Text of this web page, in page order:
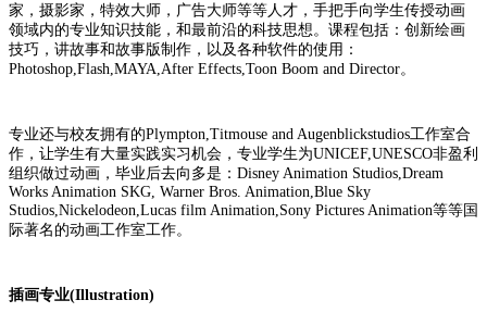
家，摄影家，特效大师，广告大师等等人才，手把手向学生传授动画
领域内的专业知识技能，和最前沿的科技思想。课程包括：创新绘画
技巧，讲故事和故事版制作，以及各种软件的使用：
Photoshop,Flash,MAYA,After Effects,Toon Boom and Director。
专业还与校友拥有的Plympton,Titmouse and Augenblickstudios工作室合
作，让学生有大量实践实习机会，专业学生为UNICEF,UNESCO非盈利
组织做过动画，毕业后去向多是：Disney Animation Studios,Dream
Works Animation SKG, Warner Bros. Animation,Blue Sky
Studios,Nickelodeon,Lucas film Animation,Sony Pictures Animation等等国
际著名的动画工作室工作。
插画专业(Illustration)